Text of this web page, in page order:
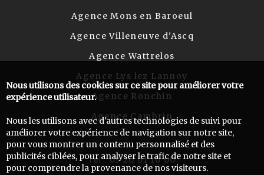
Agence Mons en Baroeul
Agence Villeneuve d'Ascq
Agence Wattrelos
Agence Lys lez Lannoy
Agence Ronchin
Agence Cambrin
Tel :03 20 61 10 00
Nous utilisons des cookies sur ce site pour améliorer votre
expérience utilisateur.
Nous les utilisons avec d'autres technologies de suivi pour
améliorer votre expérience de navigation sur notre site,
pour vous montrer un contenu personnalisé et des
publicités ciblées, pour analyser le trafic de notre site et
pour comprendre la provenance de nos visiteurs.